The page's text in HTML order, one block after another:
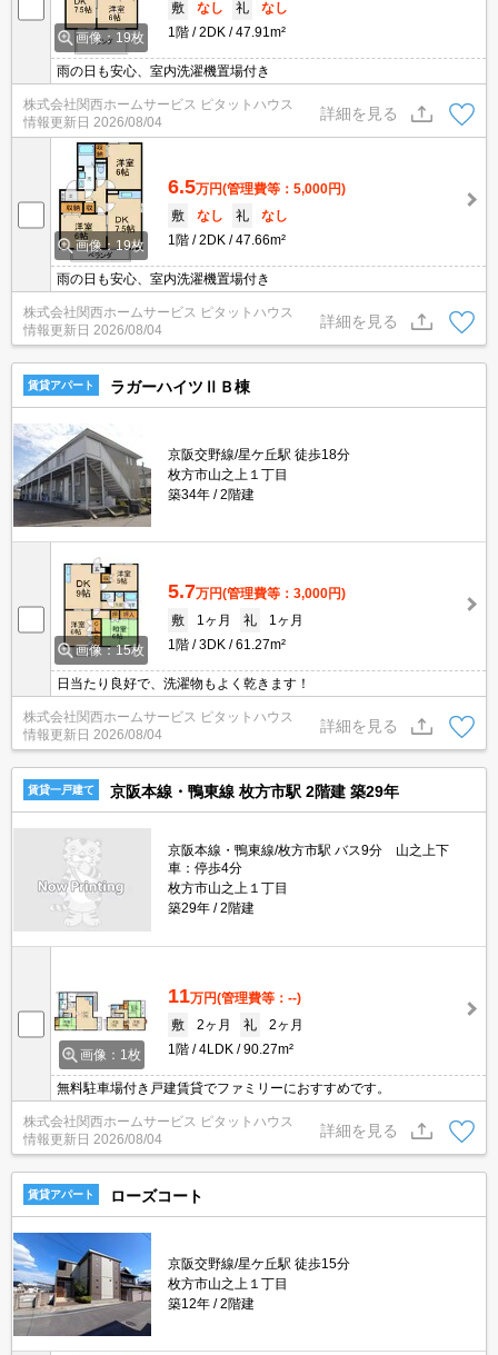
画像：19枚
敷 なし 礼
なし
1階
2DK 47.91m²
雨の日も安心、室内洗濯機置場付き
株式会社関西ホームサービス ピタットハウス
情報更新日 2026/08/04
詳細を見る
画像：19枚
6.5万円(管理費等：5,000円)
敷
なし 礼
なし
1階
2DK 47.66m²
雨の日も安心、室内洗濯機置場付き
株式会社関西ホームサービス ピタットハウス
情報更新日 2026/08/04
詳細を見る
賃貸アパート ラガーハイツⅡＢ棟
京阪交野線/星ケ丘駅 徒歩18分
枚方市山之上１丁目
築34年
2階建
画像：15枚
5.7万円(管理費等：3,000円)
敷
1ヶ月 礼
1ヶ月
1階
3DK 61.27m²
日当たり良好で、洗濯物もよく乾きます！
株式会社関西ホームサービス ピタットハウス
情報更新日 2026/08/04
詳細を見る
賃貸一戸建て 京阪本線・鴨東線 枚方市駅 2階建 築29年
京阪本線・鴨東線/枚方市駅 バス9分 山之上下
車：停歩4分
枚方市山之上１丁目
築29年
2階建
画像：1枚
11万円(管理費等：--)
敷
2ヶ月 礼
2ヶ月
1階
4LDK 90.27m²
無料駐車場付き戸建賃貸でファミリーにおすすめです。
株式会社関西ホームサービス ピタットハウス
情報更新日 2026/08/04
詳細を見る
賃貸アパート ローズコート
京阪交野線/星ケ丘駅 徒歩15分
枚方市山之上１丁目
築12年
2階建